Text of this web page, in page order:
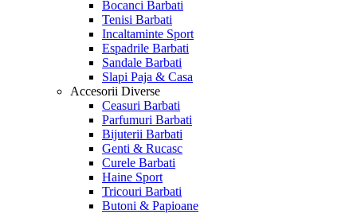
Bocanci Barbati
Tenisi Barbati
Incaltaminte Sport
Espadrile Barbati
Sandale Barbati
Slapi Paja & Casa
Accesorii Diverse
Ceasuri Barbati
Parfumuri Barbati
Bijuterii Barbati
Genti & Rucasc
Curele Barbati
Haine Sport
Tricouri Barbati
Butoni & Papioane